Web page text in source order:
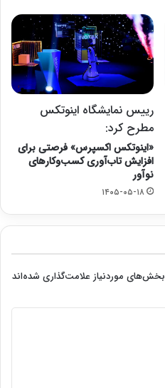
رییس نمایشگاه اینوتکس
مطرح کرد:
«اینوتکس اکسپرس» فرصتی برای
افزایش تاب‌آوری کسب‌وکارهای
نوآور
۱۴۰۵-۰۵-۱۸
بخش‌های موردنیاز علامت‌گذاری شده‌اند